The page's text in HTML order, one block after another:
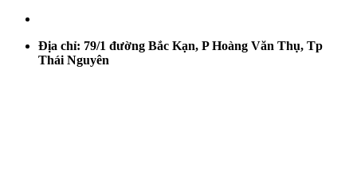
Địa chỉ: 79/1 đường Bắc Kạn, P Hoàng Văn Thụ, Tp
Thái Nguyên